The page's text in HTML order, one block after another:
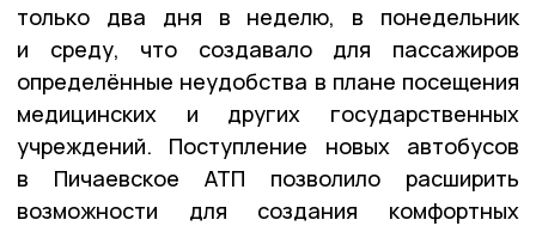
только два дня в неделю, в понедельник
и среду, что создавало для пассажиров
определённые неудобства в плане посещения
медицинских и других государственных
учреждений. Поступление новых автобусов
в Пичаевское АТП позволило расширить
возможности для создания комфортных